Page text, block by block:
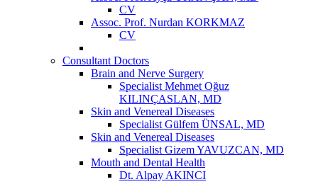
CV
Assoc. Prof. Nurdan KORKMAZ
CV
Consultant Doctors
Brain and Nerve Surgery
Specialist Mehmet Oğuz
KILINÇASLAN, MD
Skin and Venereal Diseases
Specialist Gülfem ÜNSAL, MD
Skin and Venereal Diseases
Specialist Gizem YAVUZCAN, MD
Mouth and Dental Health
Dt. Alpay AKINCI